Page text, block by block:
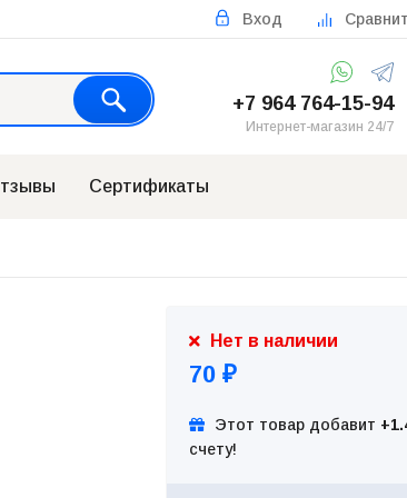
Вход
+7 964 764-15-94
Интернет-магазин 24/7
Сертификаты
Нет в наличии
70 ₽
Этот товар добавит
счету!